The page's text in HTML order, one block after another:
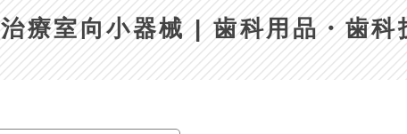
治療室向小器械 | 歯科用品・歯